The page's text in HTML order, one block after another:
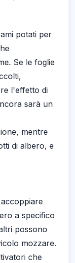
potati per
Se le foglie
l'effetto di
sarà un
mentre
di albero, e
a specifico
possono
mozzare.
che